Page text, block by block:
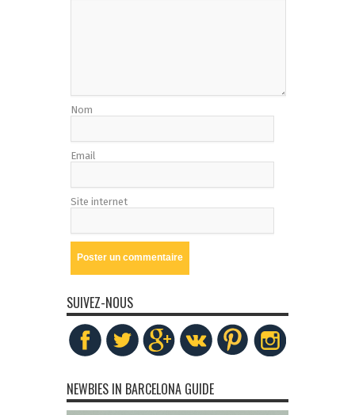
Nom
Email
Site internet
SUIVEZ-NOUS
NEWBIES IN BARCELONA GUIDE